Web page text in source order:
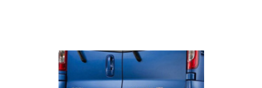
Tuning parts